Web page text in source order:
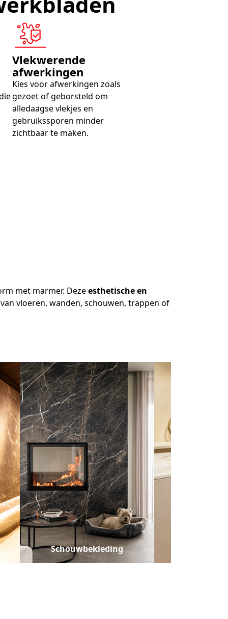
Vlekwerende
afwerkingen
Kies voor afwerkingen zoals
gezoet of geborsteld om
alledaagse vlekjes en
gebruikssporen minder
zichtbaar te maken.
met marmer. Dezeesthetische en
vloeren, wanden, schouwen, trappen of
Schouwbekleding